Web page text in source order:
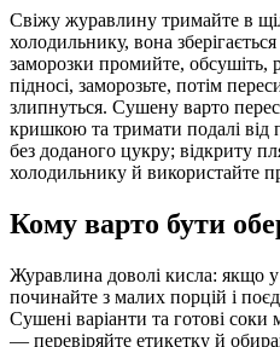
Свіжу журавлину тримайте в
холодильнику, вона
заморозки промийте, обсушіть,
підносі, заморозьте, потім
злипнуться. Сушену варто
кришкою та тримати подалі від
без доданого цукру; відкриту
холодильнику й використайте
Кому варто бути
Журавлина доволі кисла: якщо
починайте з малих порцій і
Сушені варіанти та готові
— перевіряйте етикетку й